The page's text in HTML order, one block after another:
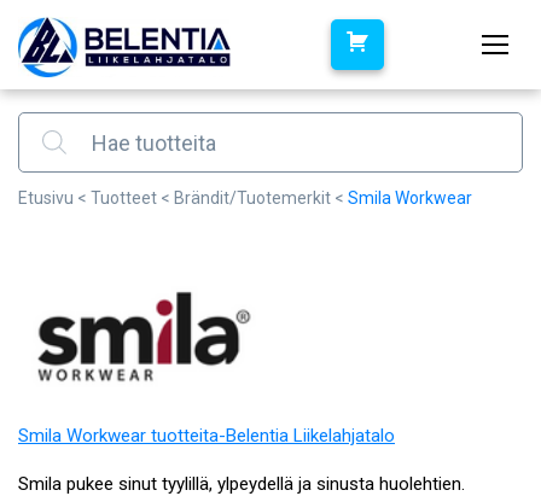
Products search
Etusivu < Tuotteet < Brändit/Tuotemerkit < Smila Workwear
Smila Workwear tuotteita-Belentia Liikelahjatalo
Smila pukee sinut tyylillä, ylpeydellä ja sinusta huolehtien.